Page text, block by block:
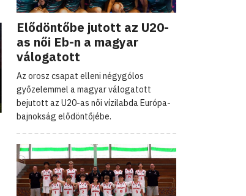
Elődöntőbe jutott az U20-
as női Eb-n a magyar
válogatott
Az orosz csapat elleni négygólos
győzelemmel a magyar válogatott
bejutott az U20-as női vízilabda Európa-
bajnokság elődöntőjébe.